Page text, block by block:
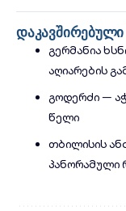
დაკავშირებული
გერმანია
აღიარების
გოდერძი —
წელი
თბილისის
პანორამული